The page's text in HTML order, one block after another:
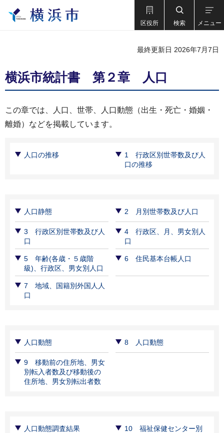
区役所 検索 メニュー
最終更新日 2026年7月7日
横浜市統計書 第２章 人口
この章では、人口、世帯、人口動態（出生・死亡・婚姻・
離婚）などを掲載しています。
人口の推移
1 行政区別世帯数及び人
口の推移
人口静態 2 月別世帯数及び人口
3 行政区別世帯数及び人
口
4 行政区、月、男女別人
口
5 年齢(各歳・５歳階
級)、行政区、男女別人口
6 住民基本台帳人口
7 地域、国籍別外国人人
口
人口動態 8 人口動態
9 移動前の住所地、男⼥
別転⼊者数及び移動後の
住所地、男⼥別転出者数
人口動態調査結果
10 福祉保健センター別